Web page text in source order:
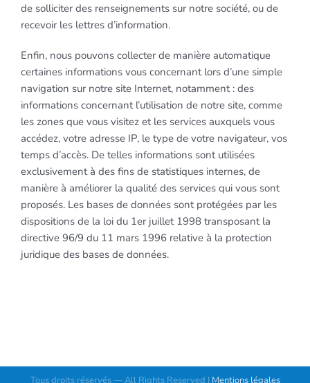
de solliciter des renseignements sur notre société, ou de
recevoir les lettres d’information.
Enfin, nous pouvons collecter de manière automatique
certaines informations vous concernant lors d’une simple
navigation sur notre site Internet, notamment : des
informations concernant l’utilisation de notre site, comme
les zones que vous visitez et les services auxquels vous
accédez, votre adresse IP, le type de votre navigateur, vos
temps d’accès. De telles informations sont utilisées
exclusivement à des fins de statistiques internes, de
manière à améliorer la qualité des services qui vous sont
proposés. Les bases de données sont protégées par les
dispositions de la loi du 1er juillet 1998 transposant la
directive 96/9 du 11 mars 1996 relative à la protection
juridique des bases de données.
Tous droits réservés — All Rights Reserved | Mentions légales